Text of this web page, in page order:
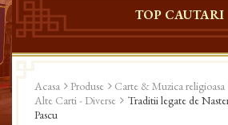
TOP CAUTARI
Acasa Produse
Carte & Muzica religioasa
Alte Carti - Diverse
Traditii legate de
Pascu